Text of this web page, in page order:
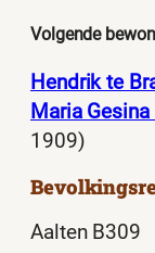
Volgende
Hendrik te
Maria
1909)
Aalten B309